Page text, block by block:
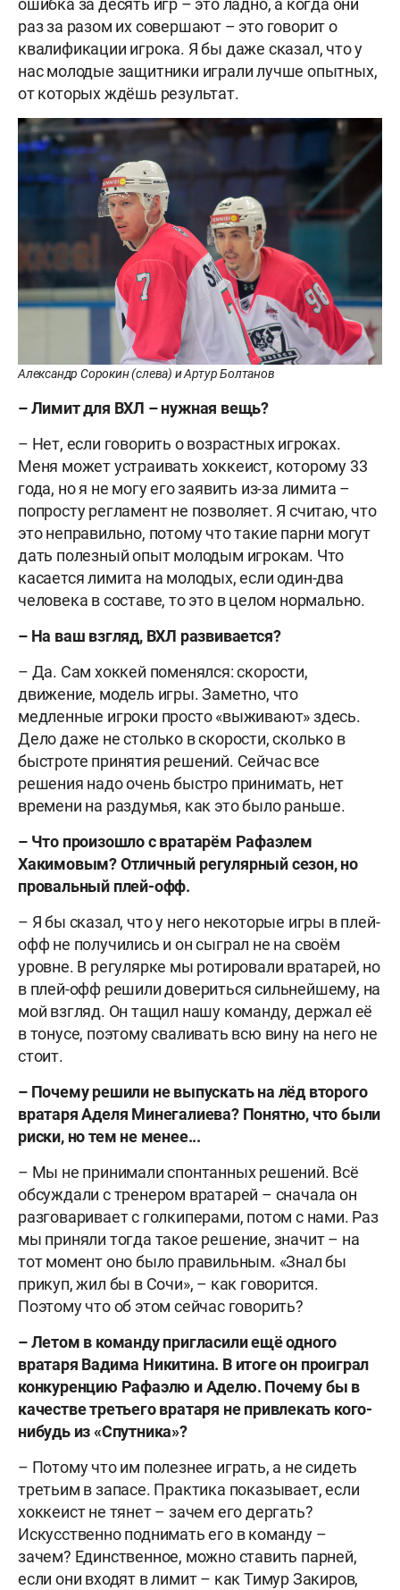
ошибка за десять игр – это ладно, а когда они
раз за разом их совершают – это говорит о
квалификации игрока. Я бы даже сказал, что у
нас молодые защитники играли лучше опытных,
от которых ждёшь результат.
Александр Сорокин (слева) и Артур Болтанов
– Лимит для ВХЛ – нужная вещь?
– Нет, если говорить о возрастных игроках.
Меня может устраивать хоккеист, которому 33
года, но я не могу его заявить из-за лимита –
попросту регламент не позволяет. Я считаю, что
это неправильно, потому что такие парни могут
дать полезный опыт молодым игрокам. Что
касается лимита на молодых, если один-два
человека в составе, то это в целом нормально.
– На ваш взгляд, ВХЛ развивается?
– Да. Сам хоккей поменялся: скорости,
движение, модель игры. Заметно, что
медленные игроки просто «выживают» здесь.
Дело даже не столько в скорости, сколько в
быстроте принятия решений. Сейчас все
решения надо очень быстро принимать, нет
времени на раздумья, как это было раньше.
– Что произошло с вратарём Рафаэлем
Хакимовым? Отличный регулярный сезон, но
провальный плей-офф.
– Я бы сказал, что у него некоторые игры в плей-
офф не получились и он сыграл не на своём
уровне. В регулярке мы ротировали вратарей, но
в плей-офф решили довериться сильнейшему, на
мой взгляд. Он тащил нашу команду, держал её
в тонусе, поэтому сваливать всю вину на него не
стоит.
– Почему решили не выпускать на лёд второго
вратаря Аделя Минегалиева? Понятно, что были
риски, но тем не менее...
– Мы не принимали спонтанных решений. Всё
обсуждали с тренером вратарей – сначала он
разговаривает с голкиперами, потом с нами. Раз
мы приняли тогда такое решение, значит – на
тот момент оно было правильным. «Знал бы
прикуп, жил бы в Сочи», – как говорится.
Поэтому что об этом сейчас говорить?
– Летом в команду пригласили ещё одного
вратаря Вадима Никитина. В итоге он проиграл
конкуренцию Рафаэлю и Аделю. Почему бы в
качестве третьего вратаря не привлекать кого-
нибудь из «Спутника»?
– Потому что им полезнее играть, а не сидеть
третьим в запасе. Практика показывает, если
хоккеист не тянет – зачем его дергать?
Искусственно поднимать его в команду –
зачем? Единственное, можно ставить парней,
если они входят в лимит – как Тимур Закиров,